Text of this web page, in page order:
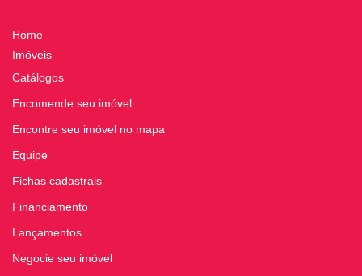
Home
Imóveis
Catálogos
Encomende seu imóvel
Encontre seu imóvel no mapa
Equipe
Fichas cadastrais
Financiamento
Lançamentos
Negocie seu imóvel